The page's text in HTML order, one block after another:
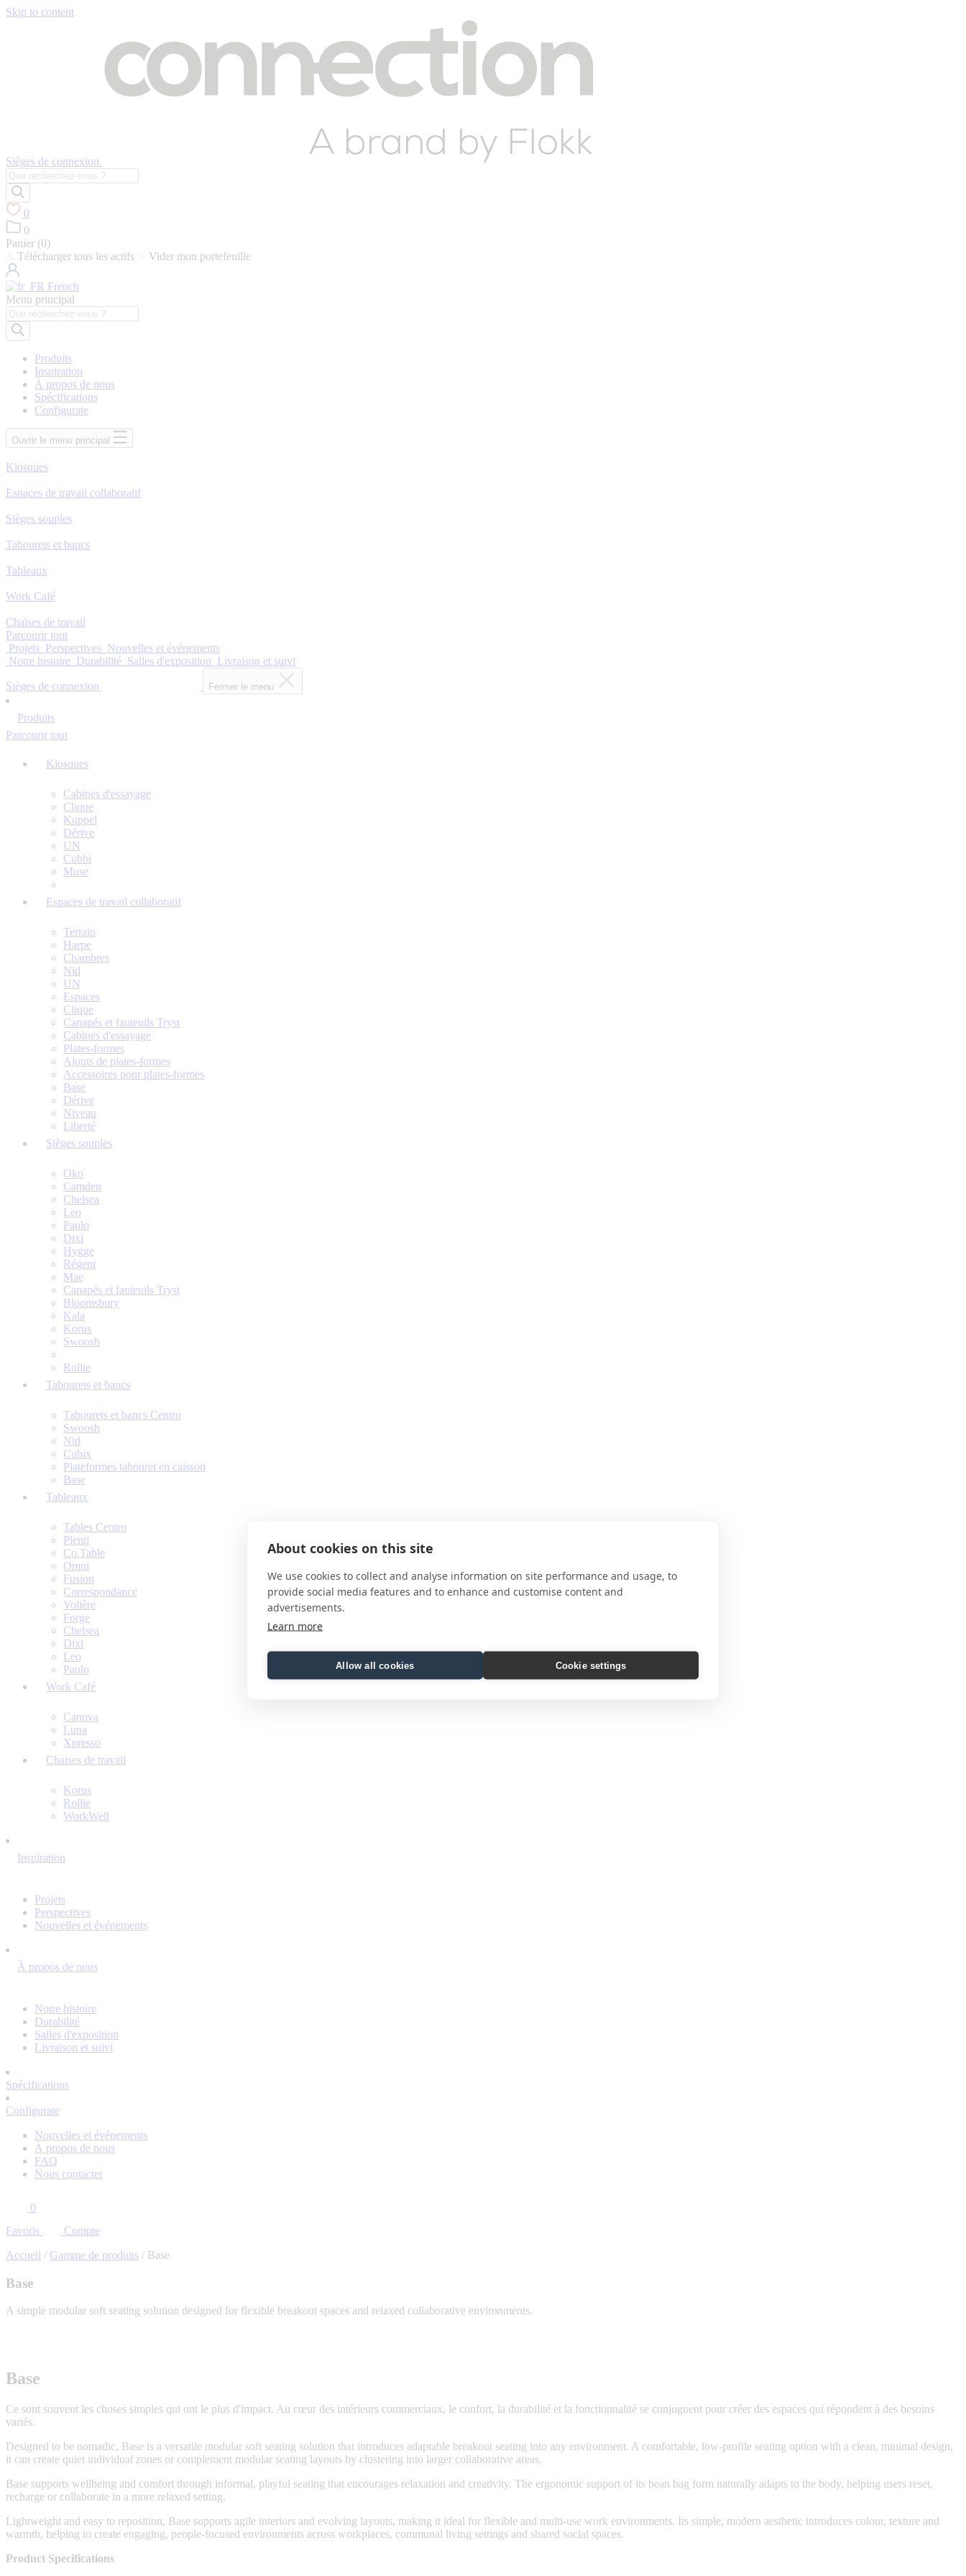
About cookies on this site
We use cookies to collect and analyse information on site performance and usage, to
provide social media features and to enhance and customise content and
advertisements.
Learn more
Allow all cookies Cookie settings
Skip to content
Sièges de connexion
Recherche
de
produits
0
0
Panier (0)
Télécharger tous les actifs
Vider mon portefeuille
French
Menu principal
Recherche
de
produits
Produits
Inspiration
À propos de nous
Spécifications
Configurate
Ouvrir le menu principal
Kiosques
Espaces de travail collaboratif
Sièges souples
Tabourets et bancs
Tableaux
Work Café
Chaises de travail
Parcourir tout
Projets Perspectives Nouvelles et événements
Notre histoire Durabilité Salles d'exposition Livraison et suivi
Sièges de connexion Fermer le menu
Produits
Parcourir tout
Kiosques
Cabines d'essayage
Clique
Kuppel
Dérive
UN
Cubbi
Muse
Espaces de travail collaboratif
Terrain
Harpe
Chambres
Nid
UN
Espaces
Clique
Canapés et fauteuils Tryst
Cabines d'essayage
Plates-formes
Ajouts de plates-formes
Accessoires pour plates-formes
Base
Dérive
Niveau
Liberté
Sièges souples
Oko
Camden
Chelsea
Leo
Paulo
Dixi
Hygge
Régent
Mae
Canapés et fauteuils Tryst
Bloomsbury
Kala
Korus
Swoosh
Rollie
Tabourets et bancs
Tabourets et bancs Centro
Swoosh
Nid
Cubix
Plateformes tabouret en caisson
Base
Tableaux
Tables Centro
Plenti
Co.Table
Omni
Fusion
Correspondance
Volière
Forge
Chelsea
Dixi
Leo
Paulo
Work Café
Canova
Luna
Xpresso
Chaises de travail
Korus
Rollie
WorkWell
Inspiration
Projets
Perspectives
Nouvelles et événements
À propos de nous
Notre histoire
Durabilité
Salles d'exposition
Livraison et suivi
Spécifications
Configurate
Nouvelles et événements
À propos de nous
FAQ
Nous contacter
0
Favoris
Compte
Accueil / Gamme de produits / Base
Base
A simple modular soft seating solution designed for flexible breakout spaces and relaxed collaborative environments.
Base
Ce sont souvent les choses simples qui ont le plus d'impact. Au cœur des intérieurs commerciaux, le confort, la durabilité et la fonctionnalité se conjuguent pour créer des espaces qui répondent à des besoins
variés.
Designed to be nomadic, Base is a versatile modular soft seating solution that introduces adaptable breakout seating into any environment. A comfortable, low-profile seating option with a clean, minimal design,
it can create quiet individual zones or complement modular seating layouts by clustering into larger collaborative areas.
Base supports wellbeing and comfort through informal, playful seating that encourages relaxation and creativity. The ergonomic support of its bean bag form naturally adapts to the body, helping users reset,
recharge or collaborate in a more relaxed setting.
Lightweight and easy to reposition, Base supports agile interiors and evolving layouts, making it ideal for flexible and multi-use work environments. Its simple, modern aesthetic introduces colour, texture and
warmth, helping to create engaging, people-focused environments across workplaces, communal living settings and shared social spaces.
Product Specifications